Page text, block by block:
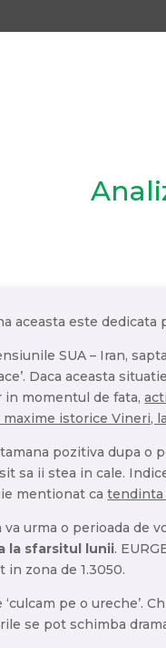
aceasta este dedicata
SUA – Iran,
Daca aceasta
in momentul de fata,
istorice Vineri,
pozitiva dupa o
sa ii stea in cale.
mentionat catendinta
urma o perioada de
la sfarsitul lunii.
zona de 1.3050.
pe o ureche’.
se pot schimba